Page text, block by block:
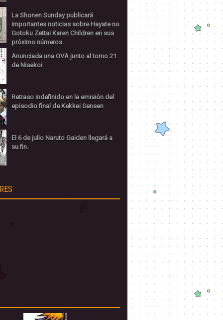
La Shonen Sunday publicará
importantes noticias sobre Hayate no
Gotoku Zettai Karen Children en sus
próximo números.
Anunciada una OVA junto al tomo 21
de Nisekoi.
Retraso indefinido en la emisión del
episodio final de Kekkai Sensen
El 6 de julio Naruto Gaiden llegará a
su fin.